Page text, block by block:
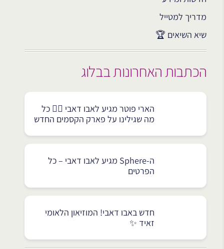
מדריך למטייל
שיא השיאים 🏆
הכתבות האחרונות בבלוג
הארי פוטר מגיע לאבו דאבי 🧙‍♂️ כל
מה שגילינו על פארק הקסמים החדש
ה-Sphere מגיע לאבו דאבי – כל
הפרטים
חדש באבו דאבי! המוזיאון הלאומי
זאיד ✨